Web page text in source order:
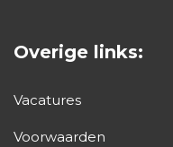
Overige links:
Vacatures
Voorwaarden